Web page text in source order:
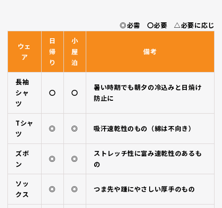
◎必需 〇必要 △必要に応じ
ウェ
ア
日
帰
り
小
屋
泊
備考
長袖
シャ
ツ
〇 〇
暑い時期でも朝夕の冷込みと日焼け
防止に
Tシャ
ツ
◎ ◎ 吸汗速乾性のもの（綿は不向き）
ズボ
ン
◎ ◎
ストレッチ性に富み速乾性のあるも
の
ソッ
クス
◎ ◎ つま先や踵にやさしい厚手のもの